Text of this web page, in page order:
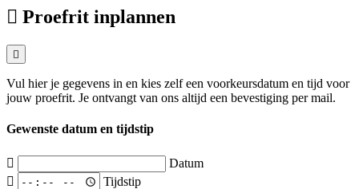
Proefrit inplannen
Vul hier je gegevens in en kies zelf een voorkeursdatum en tijd voor
jouw proefrit. Je ontvangt van ons altijd een bevestiging per mail.
Gewenste datum en tijdstip
Datum
Tijdstip